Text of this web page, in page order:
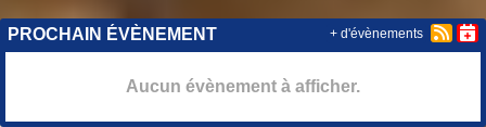
PROCHAIN ÉVÈNEMENT
Aucun évènement à afficher.
+ d'évènements